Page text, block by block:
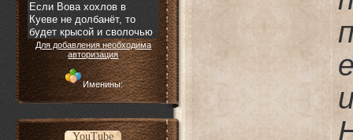
Для добавления необходима
авторизация
Именины:
YouTube